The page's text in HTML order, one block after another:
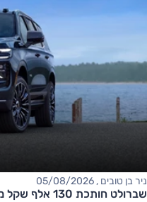
ניר בן טובים , 05/08/2026
שברולט חותכת 130 אלף שקל ממחיר הטאהו